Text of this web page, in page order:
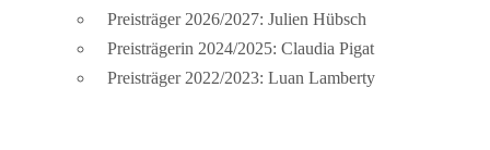
Preisträger 2026/2027: Julien Hübsch
Preisträgerin 2024/2025: Claudia Pigat
Preisträger 2022/2023: Luan Lamberty